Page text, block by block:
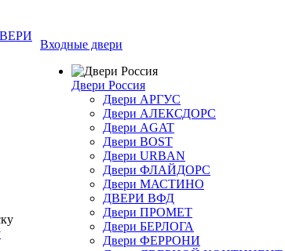
Входные двери
Двери Россия
Двери АРГУС
Двери АЛЕКСДОРС
Двери AGAT
Двери BOST
Двери URBAN
Двери ФЛАЙДОРС
Двери МАСТИНО
ДВЕРИ ВФД
Двери ПРОМЕТ
Двери БЕРЛОГА
Двери ФЕРРОНИ